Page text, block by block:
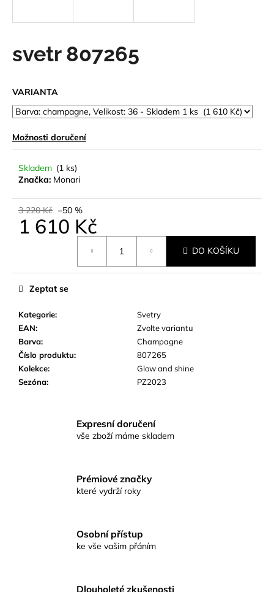
svetr 807265
VARIANTA
Možnosti doručení
Skladem (1 ks)
Značka: Monari
3 220 Kč –50 %
1 610 Kč
DO KOŠÍKU
Kategorie:
Svetry
EAN:
Zvolte variantu
Barva:
Champagne
Číslo produktu:
807265
Kolekce:
Glow and shine
Sezóna: PZ2023
Zeptat se
Expresní doručení
vše zboží máme skladem
Prémiové značky
které vydrží roky
Osobní přístup
ke vše vašim přáním
Dlouholeté zkušenosti
í
t
HLEDAT
D
o
č
u
e
m
e